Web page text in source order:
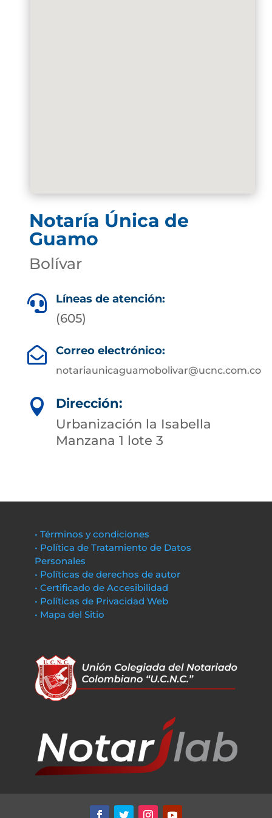
Notaría Única de
Guamo
Bolívar
 Líneas de atención:
(605)
 Correo electrónico:
notariaunicaguamobolivar@ucnc.com.co

Dirección:
Urbanización la Isabella
Manzana 1 lote 3
• Términos y condiciones
• Política de Tratamiento de Datos
Personales
• Políticas de derechos de autor
• Certificado de Accesibilidad
• Políticas de Privacidad Web
• Mapa del Sitio